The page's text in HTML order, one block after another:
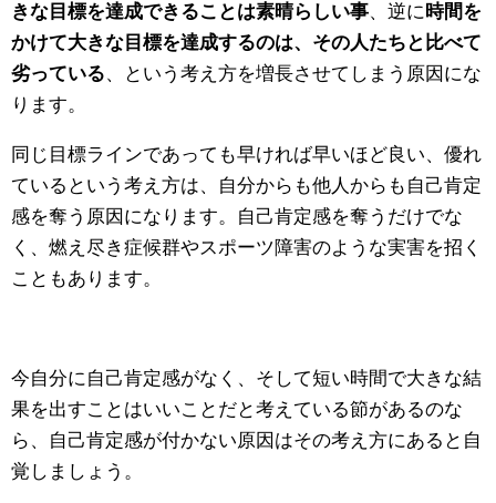
きな目標を達成できることは素晴らしい事、逆に時間を
かけて大きな目標を達成するのは、その人たちと比べて
劣っている、という考え方を増長させてしまう原因にな
ります。
同じ目標ラインであっても早ければ早いほど良い、優れ
ているという考え方は、自分からも他人からも自己肯定
感を奪う原因になります。自己肯定感を奪うだけでな
く、燃え尽き症候群やスポーツ障害のような実害を招く
こともあります。
今自分に自己肯定感がなく、そして短い時間で大きな結
果を出すことはいいことだと考えている節があるのな
ら、自己肯定感が付かない原因はその考え方にあると自
覚しましょう。